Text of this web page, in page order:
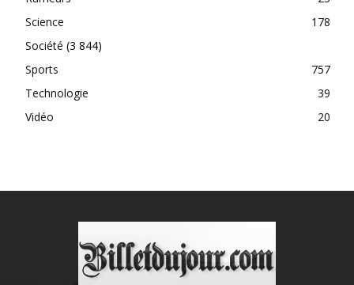
Science
178
Société (3 844)
Sports
757
Technologie
39
Vidéo
20